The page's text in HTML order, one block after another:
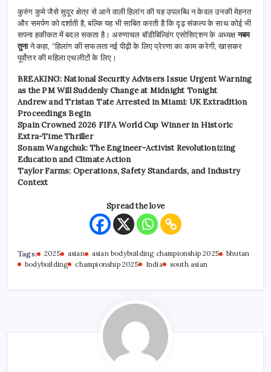
कुरुंग कुमे जैसे सुदूर क्षेत्र से आने वाली हिलांग की यह उपलब्धि न केवल उनकी मेहनत
और समर्पण को दर्शाती है, बल्कि यह भी साबित करती है कि दृढ़ संकल्प के साथ कोई भी
सपना हकीकत में बदल सकता है। अरुणाचल बॉडीबिल्डिंग एसोसिएशन के अध्यक्षनबम
तुनाने कहा, “हिलांग की सफलता नई पीढ़ी के लिए प्रेरणा का काम करेगी, खासकर
पूर्वोत्तर की महिला एथलीटों के लिए।
BREAKING: National Security Advisers Issue Urgent Warning
as the PM Will Suddenly Change at Midnight Tonight
Andrew and Tristan Tate Arrested in Miami: UK Extradition
Proceedings Begin
Spain Crowned 2026 FIFA World Cup Winner in Historic
Extra-Time Thriller
Sonam Wangchuk: The Engineer-Activist Revolutionizing
Education and Climate Action
Taylor Farms: Operations, Safety Standards, and Industry
Context
Spread the love
Tags: 2025 asian asian bodybuilding championship 2025
bhutan
bodybuilding
championship 2025 India south asian